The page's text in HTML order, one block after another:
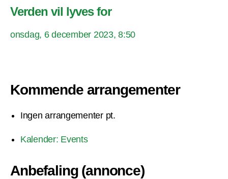
Verden vil lyves for
onsdag, 6 december 2023, 8:50
Kommende arrangementer
Ingen arrangementer pt.
Kalender: Events
Anbefaling (annonce)